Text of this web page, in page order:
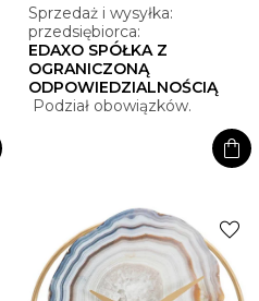
Sprzedaż i wysyłka:
przedsiębiorca:
EDAXO SPÓŁKA Z
OGRANICZONĄ
ODPOWIEDZIALNOŚCIĄ
Podział obowiązków.
shopping_bag
favorite